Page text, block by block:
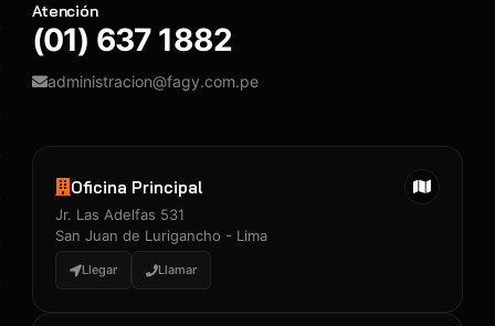
Atención
(01) 637 1882
administracion@fagy.com.pe
Oficina Principal
Jr. Las Adelfas 531
San Juan de Lurigancho - Lima
Llegar Llamar